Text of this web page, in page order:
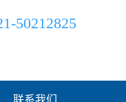
50212825
联系我们